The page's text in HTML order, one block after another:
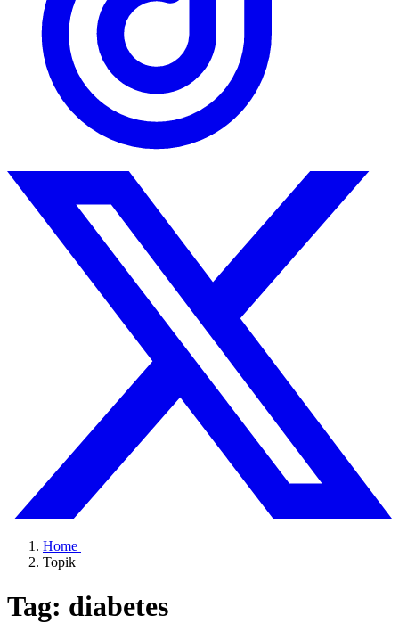
Home
Topik
Tag: diabetes